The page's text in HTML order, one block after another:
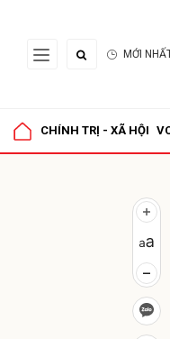
MỚI
CHÍNH TRỊ - XÃ HỘI